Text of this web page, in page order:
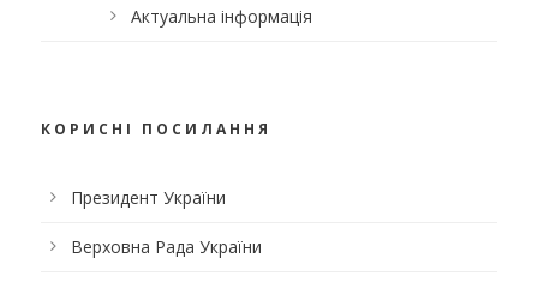
Актуальна інформація
КОРИСНІ ПОСИЛАННЯ
Президент України
Верховна Рада України